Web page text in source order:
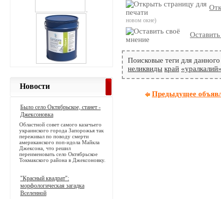
новом окне)
Поисковые теги для
неликвиды край
Предыдущее
Новости
Было село Октябрьское, станет -
Джексоновка
Областной совет самого казачьего
украинского города Запорожья так
переживал по поводу смерти
американского поп-идола Майкла
Джексона, что решил
переименовать село Октябрьское
Токмакского района в Джексоновку.
"Красный квадрат":
морфологическая загадка
Вселенной